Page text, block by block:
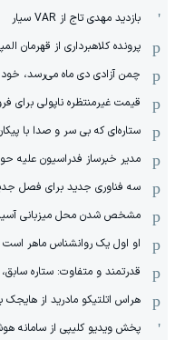
بازدید مهدی تاج از VAR سیار
پرونده کلاهبرداری از قهرمان
چمن آزادی دی ماه می‌رسد،
قیمت غیرمنتظره ناپولی برای
ستاره‌ای که بی سر و صدا با
مدیر خبرساز فدراسیون علیه
سه فناوری جدید برای فصل
مشخص شدن محل میزبانی
او اول یک روانشناس ماهر
قدرتمند و متفاوت: ستاره
هراس اتلتیکو مادرید از هایجک
پخش ویدیو کلیپی از سامانه